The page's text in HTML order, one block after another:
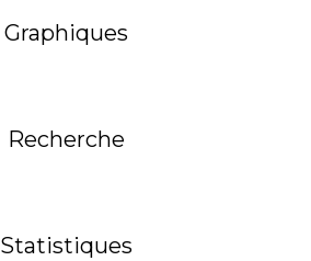
Graphiques
Recherche
Statistiques